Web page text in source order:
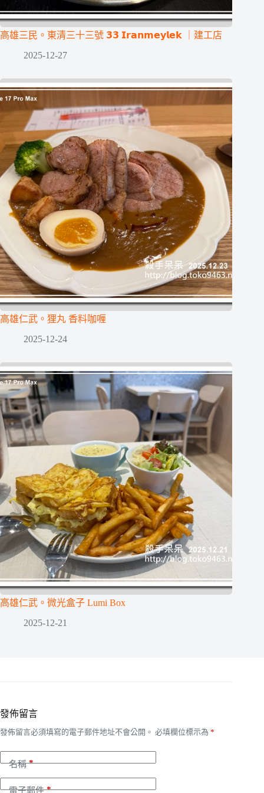
高雄三民。東清三十三號 𝟯𝟯 𝗜𝗿𝗮𝗻𝗺𝗲𝘆𝗹𝗲𝗸 ｜建工店
2025-12-27
高雄仁武。狸丸 香料咖喱
2025-12-24
高雄仁武。微光盒子 Lumi Box
2025-12-21
發佈留言
發佈留言必須填寫的電子郵件地址不會公開。 必填欄位標示為 *
名稱*
電子郵件*